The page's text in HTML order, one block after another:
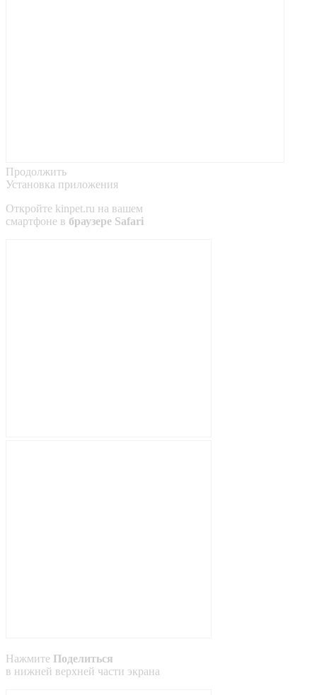
Продолжить
Установка приложения
Откройте kinpet.ru на вашем
смартфоне в браузере Safari
Нажмите Поделиться
в нижней верхней части экрана